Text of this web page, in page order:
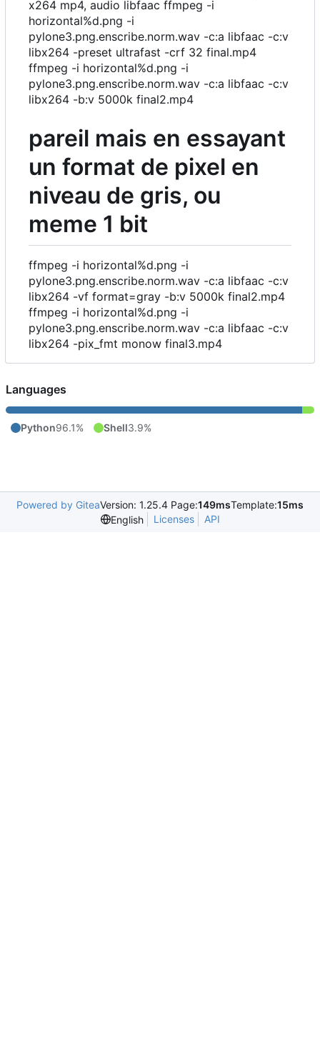
x264 mp4, audio libfaac ffmpeg -i
horizontal%d.png -i
pylone3.png.enscribe.norm.wav -c:a libfaac -c:v
libx264 -preset ultrafast -crf 32 final.mp4
ffmpeg -i horizontal%d.png -i
pylone3.png.enscribe.norm.wav -c:a libfaac -c:v
libx264 -b:v 5000k final2.mp4
pareil mais en essayant
un format de pixel en
niveau de gris, ou
meme 1 bit
ffmpeg -i horizontal%d.png -i
pylone3.png.enscribe.norm.wav -c:a libfaac -c:v
libx264 -vf format=gray -b:v 5000k final2.mp4
ffmpeg -i horizontal%d.png -i
pylone3.png.enscribe.norm.wav -c:a libfaac -c:v
libx264 -pix_fmt monow final3.mp4
Languages
Python96.1% Shell3.9%
Powered by GiteaVersion: 1.25.4 Page:149msTemplate:15ms
English
Licenses API